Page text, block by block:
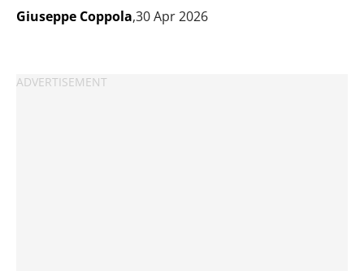
Giuseppe Coppola,30 Apr 2026